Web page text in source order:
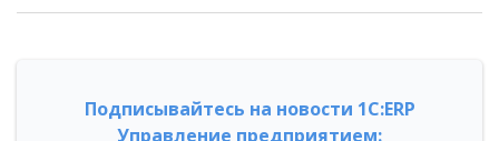
Подписывайтесь на новости 1С:ERP
Управление предприятием: